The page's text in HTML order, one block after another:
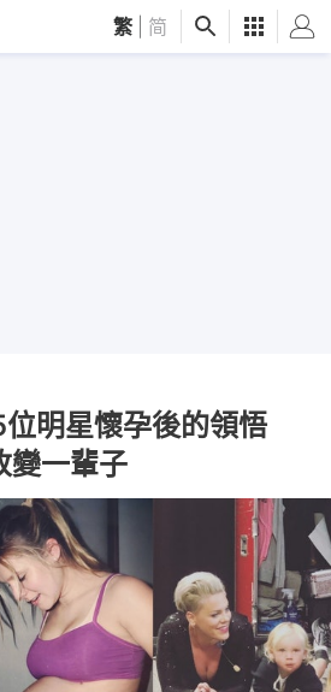
繁 简
位明星懷孕後的領悟
變一輩子